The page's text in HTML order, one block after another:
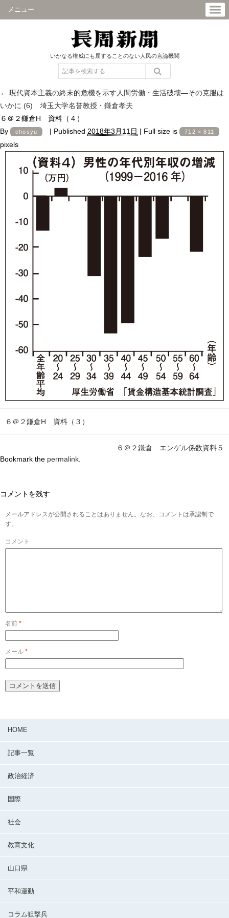
メニュー
いかなる権威にも屈することのない人民の言論機関
← 現代資本主義の終末的危機を示す人間労働・生活破壊―その克服は
いかに (6) 埼玉大学名誉教授・鎌倉孝夫
６＠２鎌倉H 資料（４）
By
chosyu | Published 2018年3月11日 | Full size is 712 × 811
pixels
６＠２鎌倉H 資料（３）
６＠２鎌倉 エンゲル係数資料５
Bookmark the permalink.
コメントを残す
メールアドレスが公開されることはありません。なお、コメントは承認制で
す。
コメント
名前 *
メール *
HOME
記事一覧
政治経済
国際
社会
教育文化
山口県
平和運動
コラム狙撃兵